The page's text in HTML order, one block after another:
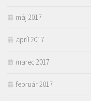
máj 2017
apríl 2017
marec 2017
február 2017